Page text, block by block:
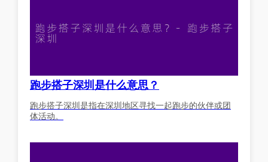
跑步搭子深圳是什么意思？
跑步搭子深圳是指在深圳地区寻找一起跑步的伙伴或团
体活动。